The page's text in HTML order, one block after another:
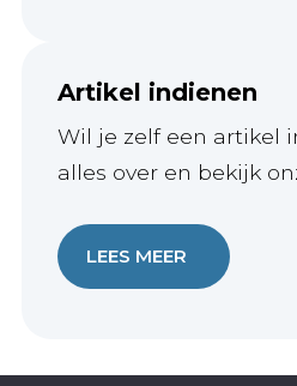
Artikel indienen
Wil je zelf een artikel
alles over en bekijk
LEES MEER